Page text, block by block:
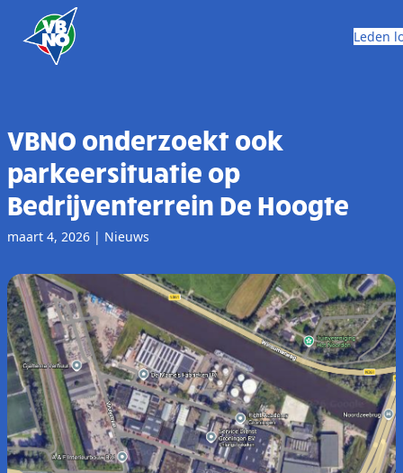
Skip to content
Leden
VBNO onderzoekt ook
parkeersituatie op
Bedrijventerrein De Hoogte
maart 4, 2026 | Nieuws